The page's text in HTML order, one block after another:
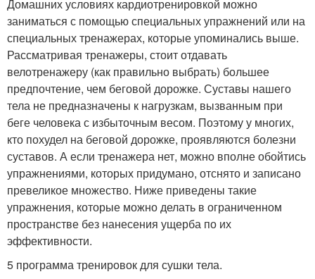
Домашних условиях кардиотренировкой можно
заниматься с помощью специальных упражнений или на
специальных тренажерах, которые упоминались выше.
Рассматривая тренажеры, стоит отдавать
велотренажеру (как правильно выбрать) большее
предпочтение, чем беговой дорожке. Суставы нашего
тела не предназначены к нагрузкам, вызванным при
беге человека с избыточным весом. Поэтому у многих,
кто похудел на беговой дорожке, проявляются болезни
суставов. А если тренажера нет, можно вполне обойтись
упражнениями, которых придумано, отснято и записано
превеликое множество. Ниже приведены такие
упражнения, которые можно делать в ограниченном
пространстве без нанесения ущерба по их
эффективности.
5 программа тренировок для сушки тела.